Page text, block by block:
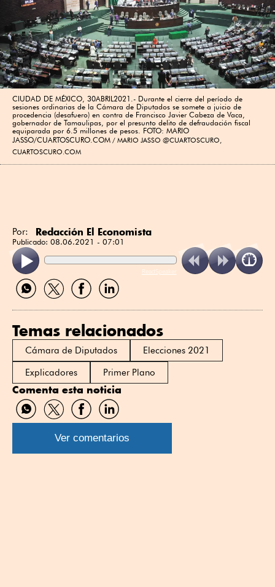
CIUDAD DE MÉXICO, 30ABRIL2021.- Durante el cierre del período de
sesiones ordinarias de la Cámara de Diputados se somete a juicio de
procedencia (desafuero) en contra de Francisco Javier Cabeza de Vaca,
gobernador de Tamaulipas, por el presunto delito de defraudación fiscal
equiparada por 6.5 millones de pesos. FOTO: MARIO
JASSO/CUARTOSCURO.COM
MARIO JASSO @CUARTOSCURO,
CUARTOSCURO.COM
Por: Redacción El Economista
Publicado: 08.06.2021 - 07:01
ReadSpeaker
Compartir
por
Compartir
por
Compartir
por
Compartir
por
Temas relacionados
Cámara de Diputados
Elecciones 2021
Explicadores
Primer Plano
Comenta esta noticia
Compartir
por
WhatsApp
Compartir
por
Twitter
Compartir
por
Facebook
Compartir
por
Linkedin
Ver comentarios